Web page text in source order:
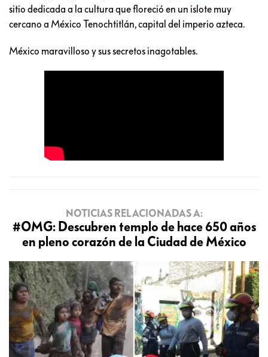
sitio dedicada a la cultura que floreció en un islote muy
cercano a México Tenochtitlán, capital del imperio azteca.
México maravilloso y sus secretos inagotables.
NOTICIAS RELACIONADAS A:
#OMG: Descubren templo de hace 650 años
en pleno corazón de la Ciudad de México